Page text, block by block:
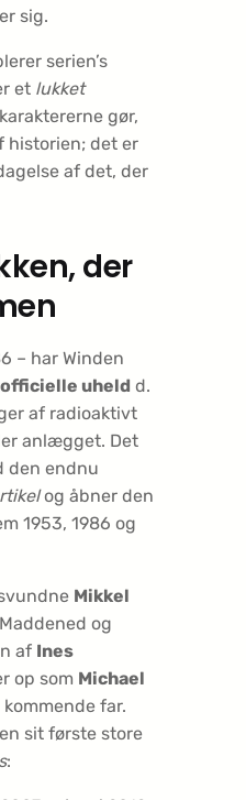
sig.
serien’s
et lukket
gør,
historien; det er
af det, der
der
– har Winden
uheld d.
af radioaktivt
anlægget. Det
den endnu
og åbner den
1953, 1986 og
Mikkel
og
af Ines
op som Michael
kommende far.
sit første store
: